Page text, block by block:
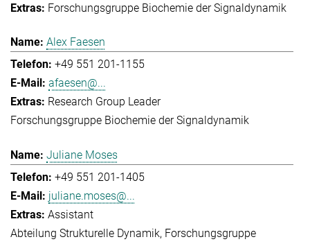
Forschungsgruppe Biochemie der Signaldynamik
Alex Faesen
+49 551 201-1155
afaesen@...
Research Group Leader
Forschungsgruppe Biochemie der Signaldynamik
Juliane Moses
+49 551 201-1405
juliane.moses@...
Assistant
Abteilung Strukturelle Dynamik Forschungsgruppe